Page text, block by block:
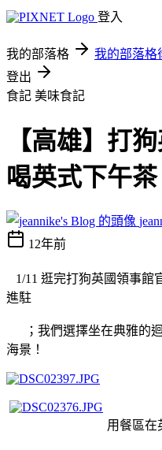
登入
我的部落格 我的部落格
登出
食記 美味食記
【高雄】打
喝英式下午茶
12年前
1/11 逛完打狗英國領事館
進駐
；我們選擇坐在典雅的迴
海景！
用餐區在